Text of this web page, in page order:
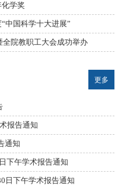
学奖
中国科学十大进展”
全院教职工大会成功举办
更多
报告通知
通知
下午学术报告通知
日下午学术报告通知